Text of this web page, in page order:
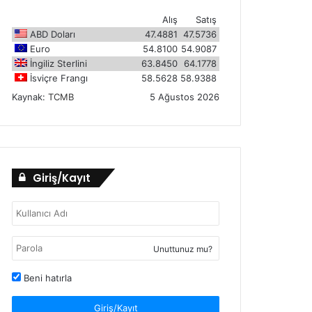
Satış
Alış
ABD Doları
47.5736
47.4881
Euro
54.9087
54.8100
İngiliz Sterlini
64.1778
63.8450
İsviçre Frangı
58.9388
58.5628
Kaynak:TCMB 5 Ağustos 2026
Giriş/Kayıt
Unuttunuz mu?
Beni hatırla
Giriş/Kayıt